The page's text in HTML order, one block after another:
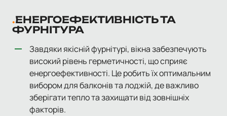
ЕНЕРГОЕФЕКТИВНІСТЬ ТА
ФУРНІТУРА
Завдяки якісній фурнітурі, вікна забезпечують
високий рівень герметичності, що сприяє
енергоефективності. Це робить їх оптимальним
вибором для балконів та лоджій, де важливо
зберігати тепло та захищати від зовнішніх
факторів.